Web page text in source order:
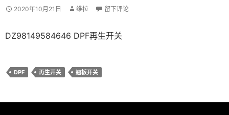
2020年10月21日 维拉 留下评论
DZ98149584646 DPF再生开关
DPF 再生开关 翘板开关